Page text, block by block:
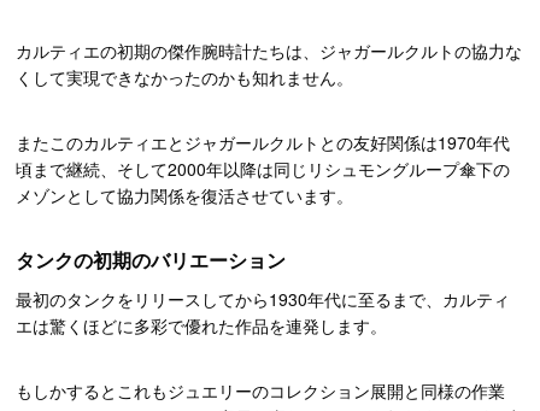
カルティエの初期の傑作腕時計たちは、ジャガールクルトの協力な
くして実現できなかったのかも知れません。
またこのカルティエとジャガールクルトとの友好関係は1970年代
頃まで継続、そして2000年以降は同じリシュモングループ傘下の
メゾンとして協力関係を復活させています。
タンクの初期のバリエーション
最初のタンクをリリースしてから1930年代に至るまで、カルティ
エは驚くほどに多彩で優れた作品を連発します。
もしかするとこれもジュエリーのコレクション展開と同様の作業